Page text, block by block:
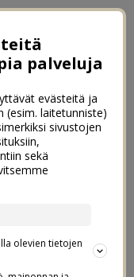
palveluja
evästeitä ja
(esim. laitetunniste)
sivustojen
sekä
olevien tietojen